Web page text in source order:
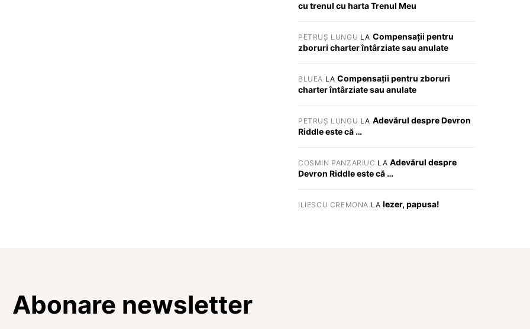
cu trenul cu harta Trenul Meu
PETRUȘ LUNGU LA Compensații pentru
zboruri charter întârziate sau anulate
BLUEA LACompensații pentru zboruri
charter întârziate sau anulate
PETRUȘ LUNGU LA Adevărul despre Devron
Riddle este că …
COSMIN PANZARIUC LA Adevărul despre
Devron Riddle este că …
ILIESCU CREMONA LA Iezer, papusa!
Abonare newsletter